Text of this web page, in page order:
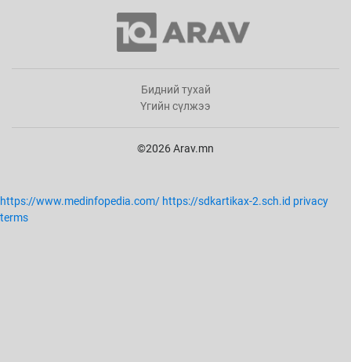
Бидний тухай
Үгийн сүлжээ
©2026 Arav.mn
https://www.medinfopedia.com/ https://sdkartikax-2.sch.id privacy
terms